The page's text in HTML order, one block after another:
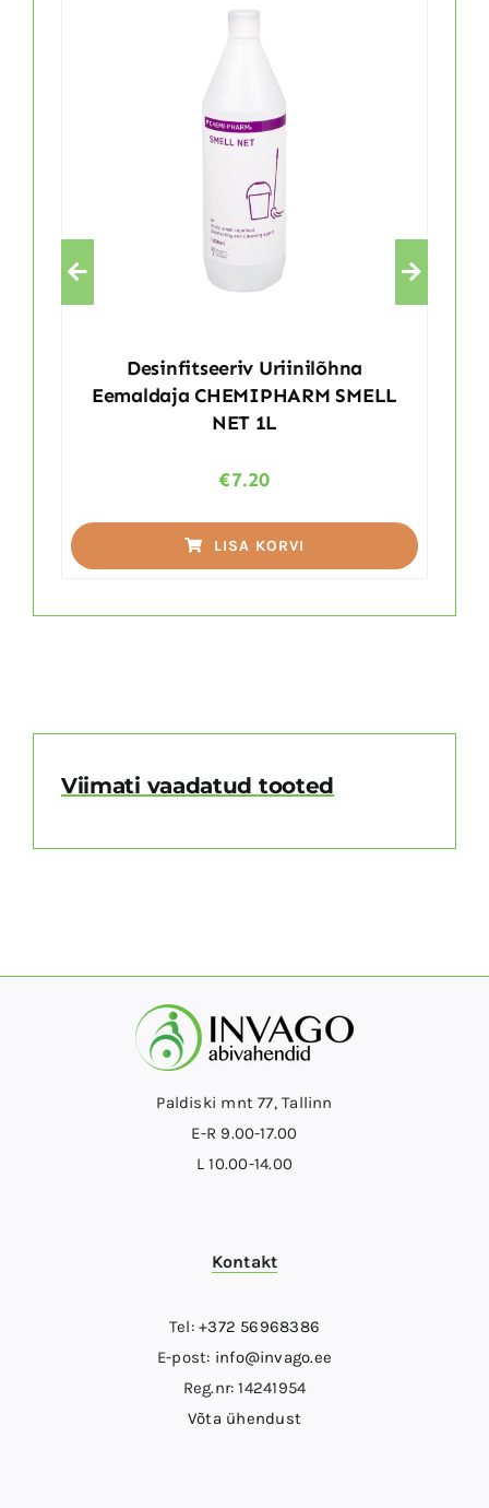
Desinfitseeriv Uriinilõhna
Eemaldaja CHEMIPHARM SMELL
NET 1L
€7.20
LISA KORVI
Viimati vaadatud tooted
Paldiski mnt 77, Tallinn
E-R 9.00-17.00
L 10.00-14.00
Kontakt
Tel:+372 56968386
E-post: info@invago.ee
Reg.nr: 14241954
Võta ühendust